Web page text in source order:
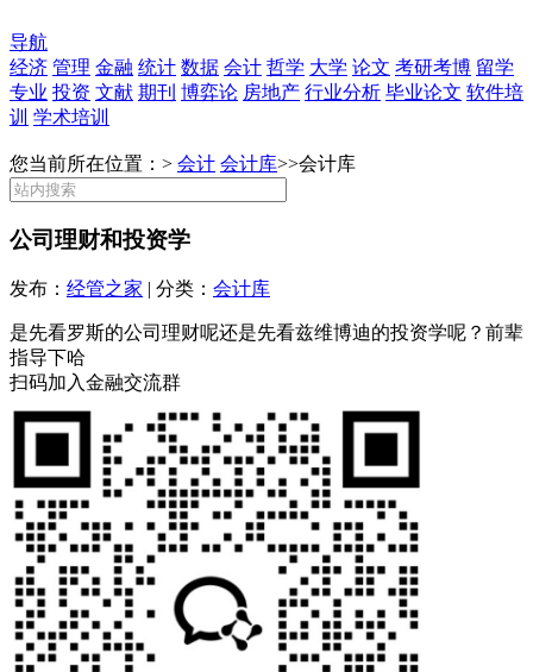
导航
经济 管理 金融 统计 数据 会计 哲学 大学 论文 考研考博 留学
专业 投资 文献 期刊 博弈论 房地产 行业分析 毕业论文 软件培
训 学术培训
您当前所在位置：> 会计 会计库>>会计库
公司理财和投资学
发布： 经管之家 | 分类： 会计库
是先看罗斯的公司理财呢还是先看兹维博迪的投资学呢？前辈
指导下哈
扫码加入金融交流群